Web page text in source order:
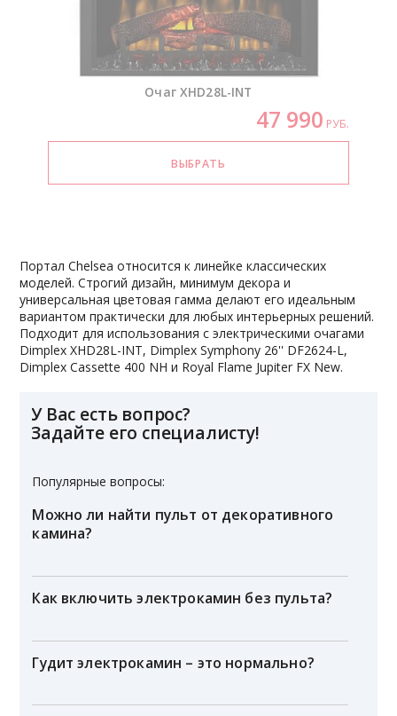
ОчагXHD28L-INT
47 990 РУБ.
Портал Chelsea относится к линейке классических
моделей. Строгий дизайн, минимум декора и
универсальная цветовая гамма делают его идеальным
вариантом практически для любых интерьерных решений.
Подходит для использования с электрическими очагами
Dimplex XHD28L-INT, Dimplex Symphony 26'' DF2624-L,
Dimplex Cassette 400 NH и Royal Flame Jupiter FX New.
У Вас есть вопрос?
Задайте его специалисту!
Популярные вопросы:
Можно ли найти пульт от декоративного
камина?
Как включить электрокамин без пульта?
Гудит электрокамин – это нормально?